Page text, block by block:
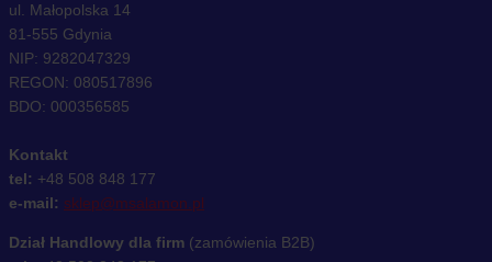
ul. Małopolska 14
81-555 Gdynia
NIP: 9282047329
REGON: 080517896
BDO: 000356585
Kontakt
tel: +48 508 848 177
e-mail: sklep@msalamon.pl
Dział Handlowy dla firm (zamówienia B2B)